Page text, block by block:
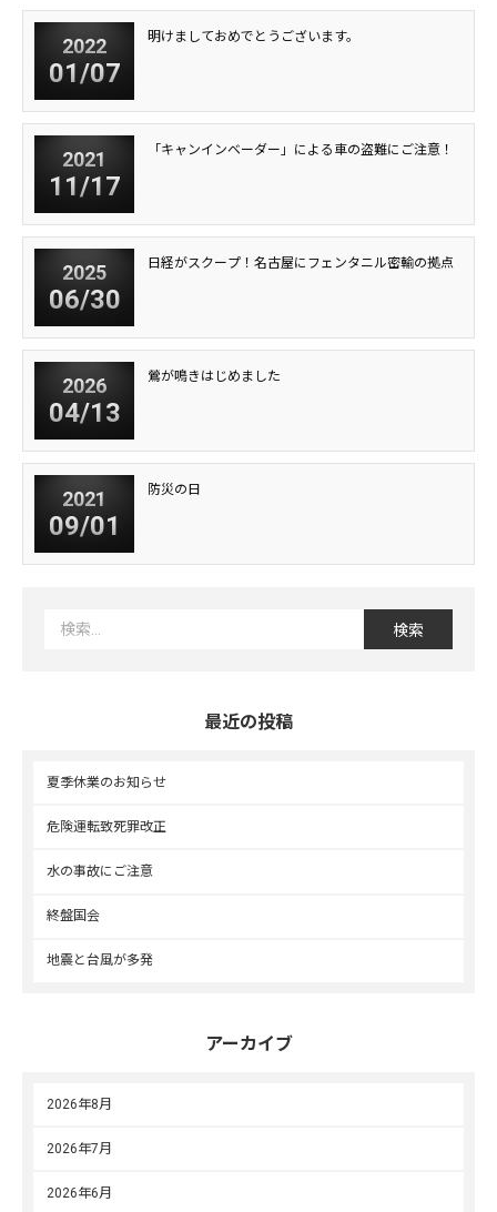
2022
01/07
明けましておめでとうございます。
2021
11/17
「キャンインベーダー」による車の盗難にご注意！
2025
06/30
日経がスクープ！名古屋にフェンタニル密輸の拠点
2026
04/13
鶯が鳴きはじめました
2021
09/01
防災の日
最近の投稿
夏季休業のお知らせ
危険運転致死罪改正
水の事故にご注意
終盤国会
地震と台風が多発
アーカイブ
2026年8月
2026年7月
2026年6月